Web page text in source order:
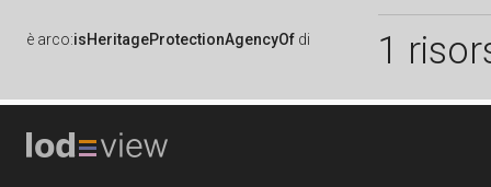
è arco:isHeritageProtectionAgencyOf di 1